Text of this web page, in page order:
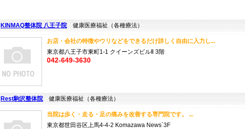
KINMAQ整体院 八王子院 健康医療福祉（各種療法）
お店・会社の特徴やウリなどをできるだけ詳しく自由に入力し...
東京都八王子市東町1-1 クイーンズビルⅡ 3階
042-649-3630
Rest駒沢整体院 健康医療福祉（各種療法）
当院は歩く・走る・足の痛みを改善する専門院です。 ...
東京都世田谷区上馬4-4-2 Komazawa News`3F